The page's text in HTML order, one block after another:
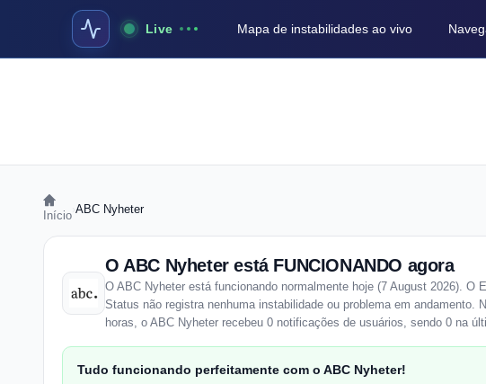
Live Mapa de instabilidades ao vivo
Início ABC Nyheter
O ABC Nyheter está FUNCIONANDO agora
O ABC Nyheter está funcionando normalmente hoje (7 August 2026). O
Status não registra nenhuma instabilidade ou problema em andamento.
horas, o ABC Nyheter recebeu 0 notificações de usuários, sendo 0 na
Tudo funcionando perfeitamente com o ABC Nyheter!